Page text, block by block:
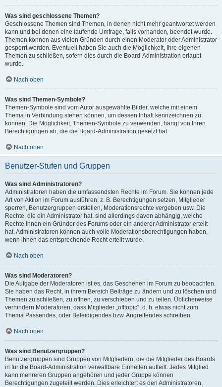
Was sind geschlossene Themen?
Geschlossene Themen sind Themen, in denen nicht mehr geantwortet werden
kann und bei denen eine laufende Umfrage, falls vorhanden, beendet wurde.
Themen können aus vielen Gründen durch einen Moderator oder Administrator
gesperrt werden. Eventuell haben Sie auch die Möglichkeit, Ihre eigenen
Themen zu schließen, sofern dies durch die Board-Administration erlaubt
wurde.
Nach oben
Was sind Themen-Symbole?
Themen-Symbole sind vom Autor ausgewählte Bilder, welche mit einem
Thema in Verbindung stehen können, um dessen Inhalt kennzeichnen zu
können. Die Möglichkeit, Themen-Symbole zu verwenden, hängt von Ihren
Berechtigungen ab, die die Board-Administration gesetzt hat.
Nach oben
Benutzer-Stufen und Gruppen
Was sind Administratoren?
Administratoren haben die umfassendsten Rechte im Forum. Sie können jede
Art von Aktion im Forum ausführen; z. B. Berechtigungen setzen, Mitglieder
sperren, Benutzergruppen erstellen, Moderationsrechte vergeben usw. Die
Rechte, die ein Administrator hat, sind allerdings davon abhängig, welche
Rechte ihnen ein Gründer des Forums oder ein anderer Administrator erteilt
hat. Administratoren können auch volle Moderationsberechtigungen haben,
wenn ihnen das entsprechende Recht erteilt wurde.
Nach oben
Was sind Moderatoren?
Die Aufgabe der Moderatoren ist es, das Geschehen im Forum zu beobachten.
Sie haben das Recht, in ihrem Bereich Beiträge zu ändern und zu löschen und
Themen zu schließen, zu öffnen, zu verschieben und zu teilen. Üblicherweise
verhindern Moderatoren, dass Mitglieder „offtopic“, d. h. etwas nicht zum
Thema Passendes, oder Beleidigendes bzw. Angreifendes schreiben.
Nach oben
Was sind Benutzergruppen?
Benutzergruppen sind Gruppen von Mitgliedern, die die Mitglieder des Boards
in für die Board-Administration verwaltbare Einheiten aufteilt. Jedes Mitglied
kann mehreren Gruppen angehören und jeder Gruppe können
Berechtigungen zugeteilt werden. Dies erleichtert es den Administratoren,